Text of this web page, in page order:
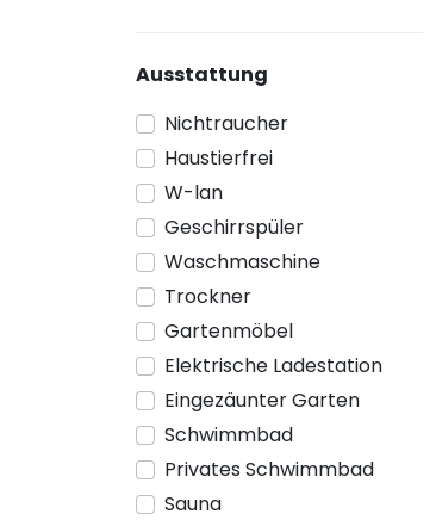
Ausstattung
Nichtraucher
Haustierfrei
W-lan
Geschirrspüler
Waschmaschine
Trockner
Gartenmöbel
Elektrische Ladestation
Eingezäunter Garten
Schwimmbad
Privates Schwimmbad
Sauna